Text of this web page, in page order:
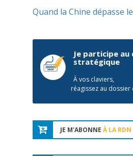
Quand la Chine dépasse
Je participe au
stratégique
À vos claviers,
réagissez au dossier
JE M'ABONNE À LA RDN